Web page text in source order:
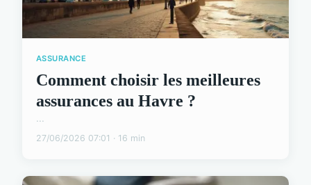
ASSURANCE
Comment choisir les meilleures
assurances au Havre ?
...
27/06/2026 07:01 · 16 min